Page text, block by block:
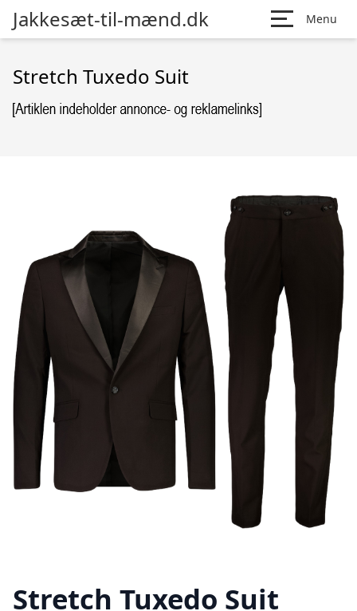
Jakkesæt-til-mænd.dk Menu
Stretch Tuxedo Suit
Stretch Tuxedo Suit